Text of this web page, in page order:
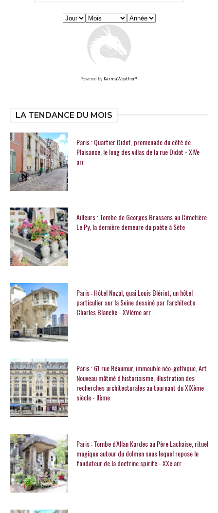
Powered by KarmaWeather®
LA TENDANCE DU MOIS
Paris : Quartier Didot, promenade du côté de
Plaisance, le long des villas de la rue Didot - XIVe
arr
Ailleurs : Tombe de Georges Brassens au Cimetière
Le Py, la dernière demeure du poète à Sète
Paris : Hôtel Nozal, quai Louis Blériot, un hôtel
particulier sur la Seine dessiné par l'architecte
Charles Blanche - XVIème arr
Paris : 61 rue Réaumur, immeuble néo-gothique, Art
Nouveau mâtiné d'historicisme, illustration des
recherches architecturales au tournant du XIXème
siècle - IIème
Paris : Tombe d'Allan Kardec au Père Lachaise, rituel
magique autour du dolmen sous lequel repose le
fondateur de la doctrine spirite - XXe arr